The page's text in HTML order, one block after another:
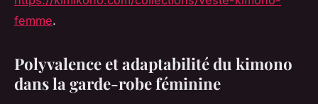
femme.
Polyvalence et adaptabilité du kimono
dans la garde-robe féminine